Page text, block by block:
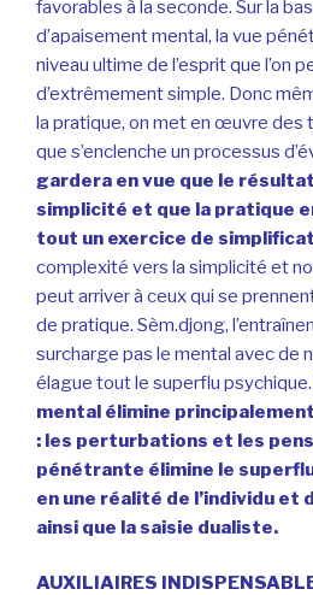
favorables à la seconde. Sur la
d’apaisement mental, la vue
niveau ultime de l’esprit que l’on
d’extrêmement simple. Donc
la pratique, on met en œuvre des
que s’enclenche un processus
gardera en vue que le
simplicité et que la pratique
tout un exercice de
complexité vers la simplicité et
peut arriver à ceux qui se
de pratique. Sèm.djong,
surcharge pas le mental avec de
élague tout le superflu psychique.
mental élimine
: les perturbations et les
pénétrante élimine le
en une réalité de l’individu et
ainsi que la saisie dualiste.
AUXILIAIRES